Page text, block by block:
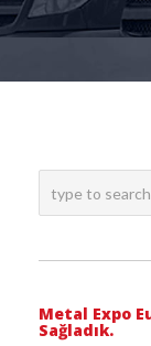
Metal Expo
Sağladık.